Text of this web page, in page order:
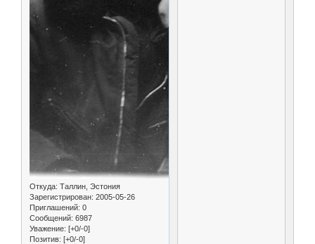
Откуда: Таллин, Эстония
Зарегистрирован: 2005-05-26
Приглашений: 0
Сообщений: 6987
Уважение: [+0/-0]
Позитив: [+0/-0]